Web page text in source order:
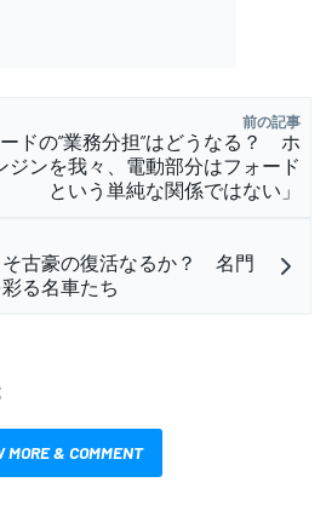
前の記事
ドの”業務分担”はどうなる？ ホ
ジンを我々、電動部分はフォード
という単純な関係ではない」
そ古豪の復活なるか？ 名門
る名車たち
MORE & COMMENT